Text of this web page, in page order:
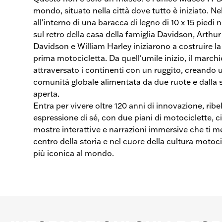
mondo, situato nella città dove tutto è iniziato.
all'interno di una baracca di legno di 10 x 15 piedi
sul retro della casa della famiglia Davidson, Arthur
Davidson e William Harley iniziarono a costruire
prima motocicletta. Da quell'umile inizio, il
attraversato i continenti con un ruggito, creando
comunità globale alimentata da due ruote e dalla
aperta.
Entra per vivere oltre 120 anni di innovazione,
espressione di sé, con due piani di motociclette,
mostre interattive e narrazioni immersive che ti
centro della storia e nel cuore della cultura
più iconica al mondo.